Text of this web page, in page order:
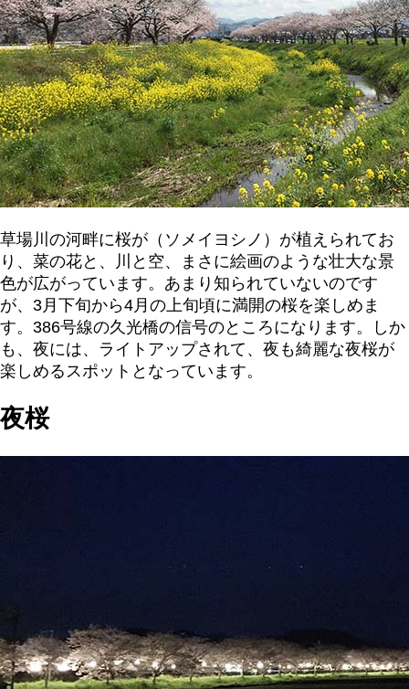
草場川の河畔に桜が（ソメイヨシノ）が植えられてお
り、菜の花と、川と空、まさに絵画のような壮大な景
色が広がっています。あまり知られていないのです
が、3月下旬から4月の上旬頃に満開の桜を楽しめま
す。386号線の久光橋の信号のところになります。しか
も、夜には、ライトアップされて、夜も綺麗な夜桜が
楽しめるスポットとなっています。
夜桜